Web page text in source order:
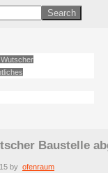
Baustelle
by ofenraum